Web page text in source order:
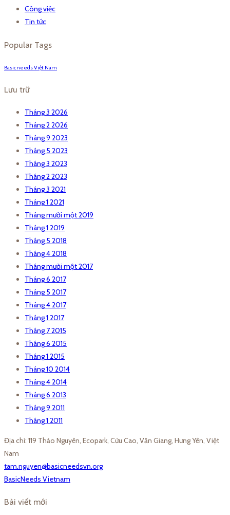
Công việc
Tin tức
Popular Tags
Basicneeds Việt Nam
Lưu trữ
Tháng 3 2026
Tháng 2 2026
Tháng 9 2023
Tháng 5 2023
Tháng 3 2023
Tháng 2 2023
Tháng 3 2021
Tháng 1 2021
Tháng mười một 2019
Tháng 1 2019
Tháng 5 2018
Tháng 4 2018
Tháng mười một 2017
Tháng 6 2017
Tháng 5 2017
Tháng 4 2017
Tháng 1 2017
Tháng 7 2015
Tháng 6 2015
Tháng 1 2015
Tháng 10 2014
Tháng 4 2014
Tháng 6 2013
Tháng 9 2011
Tháng 1 2011
Địa chỉ: 119 Thảo Nguyên, Ecopark, Cửu Cao, Văn Giang, Hưng Yên, Việt
Nam
tam.nguyen@basicneedsvn.org
BasicNeeds Vietnam
Bài viết mới